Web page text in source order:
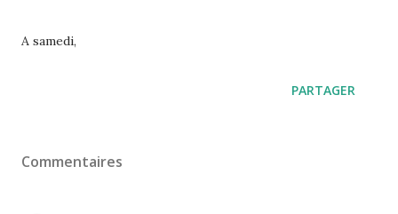
A samedi,
PARTAGER
Commentaires